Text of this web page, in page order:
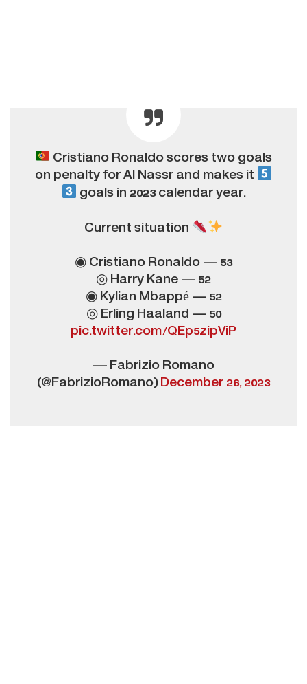
Cristiano Ronaldo scores two goals
on penalty for Al Nassr and makes it
goals in 2023 calendar year.
Current situation
◉ Cristiano Ronaldo — 53
◎ Harry Kane — 52
◉ Kylian Mbappé — 52
◎ Erling Haaland — 50
pic.twitter.com/QEp5zipViP
— Fabrizio Romano
(@FabrizioRomano)December 26, 2023